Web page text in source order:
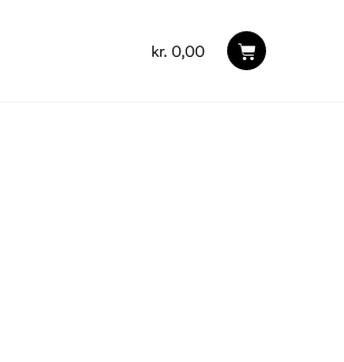
kr. 0,00